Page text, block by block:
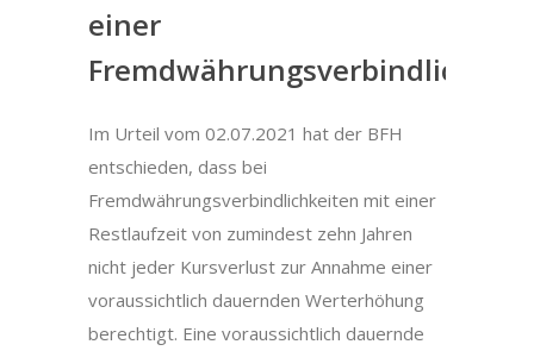
einer
Fremdwährungsverbindlichkeit
Im Urteil vom 02.07.2021 hat der BFH
entschieden, dass bei
Fremdwährungsverbindlichkeiten mit einer
Restlaufzeit von zumindest zehn Jahren
nicht jeder Kursverlust zur Annahme einer
voraussichtlich dauernden Werterhöhung
berechtigt. Eine voraussichtlich dauernde